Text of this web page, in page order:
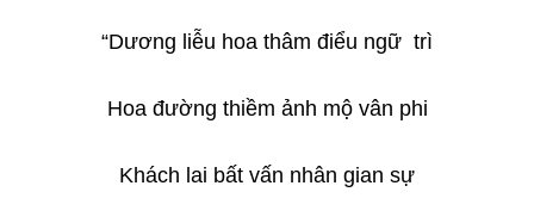
“Dương liễu hoa thâm điểu ngữ trì
Hoa đường thiềm ảnh mộ vân phi
Khách lai bất vấn nhân gian sự